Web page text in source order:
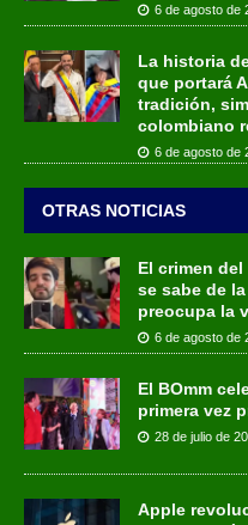
6 de agosto de
La historia
que portará
tradición,
colombiano
6 de agosto de
OTRAS NOTICIAS
El crimen
se sabe de
preocupa la
6 de agosto de
El BOmm
primera vez
28 de julio de
Apple